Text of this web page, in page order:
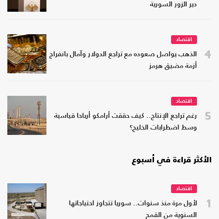
دير الزور السورية
4
اقتصاد
الذهب يواصل صعوده مع تراجع الدولار وآمال بانفراج
أزمة مضيق هرمز
5
اقتصاد
رغم تراجع الإنتاج.. كيف حققت أرامكو أرباحا قياسية
وسط اضطرابات الخليج؟
الأكثر قراءة في أسبوع
1
اقتصاد
لأول مرة منذ سنوات.. سوريا تتجاوز احتياجاتها
السنوية من القمح